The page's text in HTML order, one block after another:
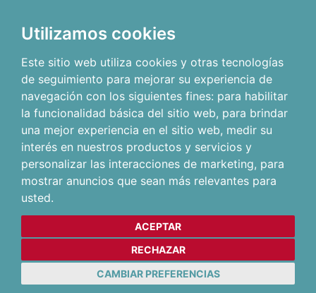
Utilizamos cookies
Este sitio web utiliza cookies y otras tecnologías
de seguimiento para mejorar su experiencia de
navegación con los siguientes fines: para habilitar
la funcionalidad básica del sitio web, para brindar
una mejor experiencia en el sitio web, medir su
interés en nuestros productos y servicios y
personalizar las interacciones de marketing, para
mostrar anuncios que sean más relevantes para
usted.
ACEPTAR
RECHAZAR
CAMBIAR PREFERENCIAS